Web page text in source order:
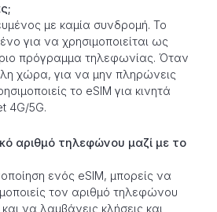
με καμία συνδρομή. Το
για να χρησιμοποιείται ως
πρόγραμμα τηλεφωνίας. Όταν
χώρα, για να μην πληρώνεις
το eSIM για κινητά
4G/5G.
αριθμό τηλεφώνου μαζί με το
ενός eSIM, μπορείς να
τον αριθμό τηλεφώνου
να λαμβάνεις κλήσεις και